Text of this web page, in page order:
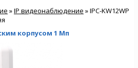
»IP видеонаблюдение » IPC-KW12WP
корпусом 1 Мп